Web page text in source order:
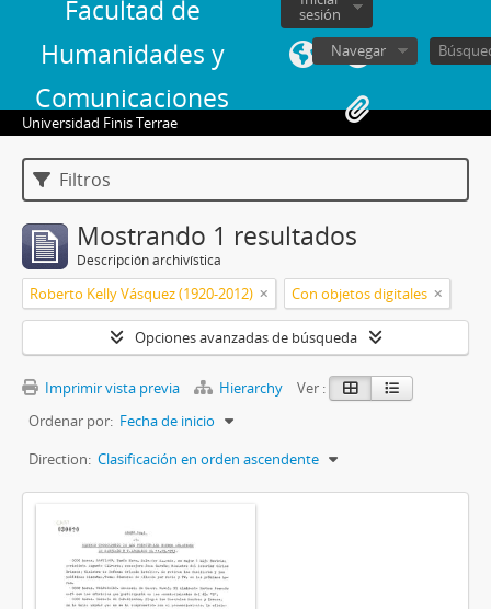
Facultad de
Humanidades y
Comunicaciones
sesión
Navegar
Universidad Finis Terrae
Filtros
Mostrando 1 resultados
Descripción archivística
Roberto Kelly Vásquez (1920-2012) Con objetos digitales
Opciones avanzadas de búsqueda
Imprimir vista previa Hierarchy
Ver :
Ordenar por: Fecha de inicio
Direction: Clasificación en orden ascendente